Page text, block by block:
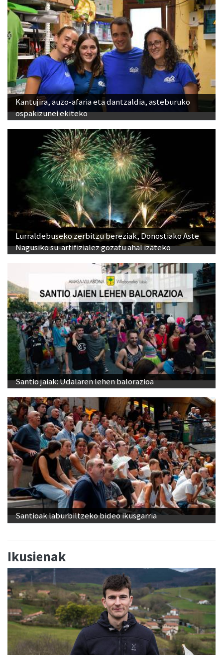
Kantujira, auzo-afaria eta dantzaldia, asteburuko
ospakizunei ekiteko
Lurraldebuseko zerbitzu bereziak, Donostiako Aste
Nagusiko su-artifizialez gozatu ahal izateko
Santio jaiak: Udalaren lehen balorazioa
Santioak laburbiltzeko bideo ikusgarria
Ikusienak